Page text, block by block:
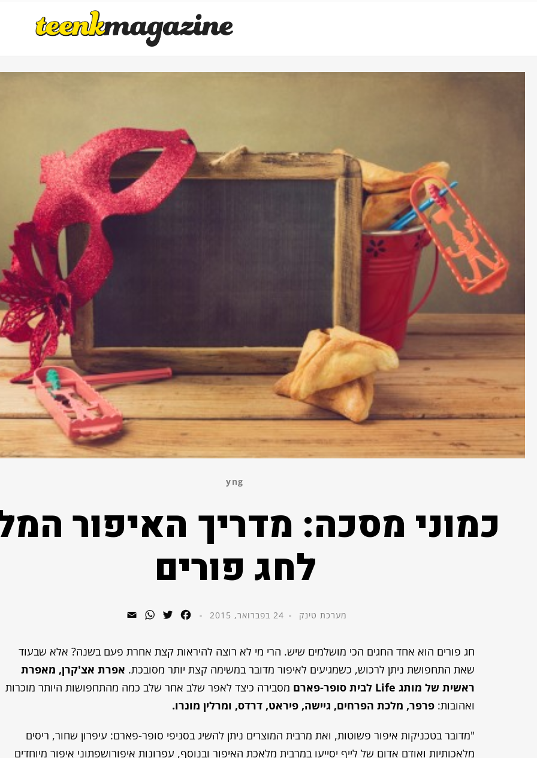
yng
כמוני מסכה: מדריך האיפור
לחג פורים
מערכת טינק 24 בפברואר, 2015 Facebook
Twitter
WhatsApp
חג פורים הוא אחד החגים הכי מושלמים שיש. הרי מי לא רוצה להיראות קצת אחרת פעם בשנה? אלא שבעוד
שאת התחפושת ניתן לרכוש, כשמגיעים לאיפור מדובר במשימה קצת יותר מסובכת. אפרת אצ'קרן, מאפרת
ראשית של מותג Life לבית סופר-פארם מסבירה כיצד לאפר שלב אחר שלב כמה מהתחפושות היותר מוכרות
ואהובות: פרפר, מלכת הפרחים, גיישה, פיראט, דרדס, ומרלין מונרו.
"מדובר בטכניקות איפור פשוטות, ואת מרבית המוצרים ניתן להשיג בסניפי סופר-פארם: עיפרון שחור, ריסים
מלאכותיות ואודם אדום של לייף יסייעו במרבית מלאכת האיפור ובנוסף, עפרונות איפורושפתוני איפור מיוחדים